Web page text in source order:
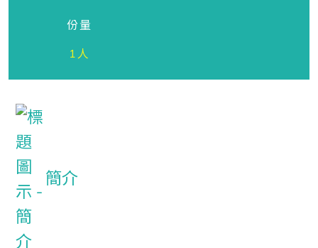
份量
1人
簡介